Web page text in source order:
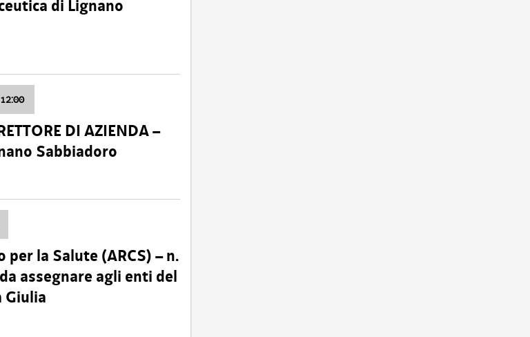
di Lignano
DI AZIENDA –
Sabbiadoro
la Salute (ARCS) – n.
assegnare agli enti del
Giulia